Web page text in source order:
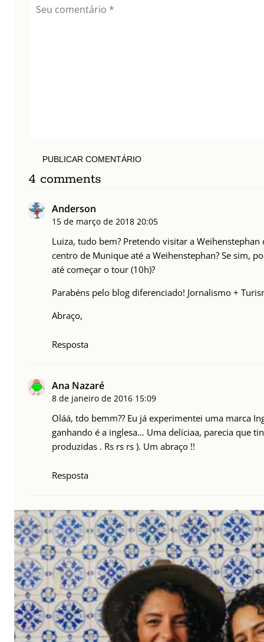
PUBLICAR COMENTÁRIO
4 comments
Anderson
15 de março de 2018 20:05
Luiza, tudo bem? Pretendo visitar a
centro de Munique até a Weihenstephan? Se sim,
até começar o tour (10h)?
Parabéns pelo blog diferenciado! Jornalismo +
Abraço,
Resposta
Ana Nazaré
8 de janeiro de 2016 15:09
Oláá, tdo bemm?? Eu já experimentei uma marca
ganhando é a inglesa… Uma delíciaa, parecia que
produzidas . Rs rs rs ). Um abraço !!
Resposta